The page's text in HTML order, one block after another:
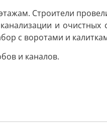
Строители
и
с воротами и
и каналов.